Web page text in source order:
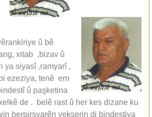
û bê
xitab ,bizav û
ya siyasî ,ramyarî ,
ezeziya, tenê em
û paşketina
de . belê rast û her kes dizane ku
berpirsyarên yekserin di bindestiya